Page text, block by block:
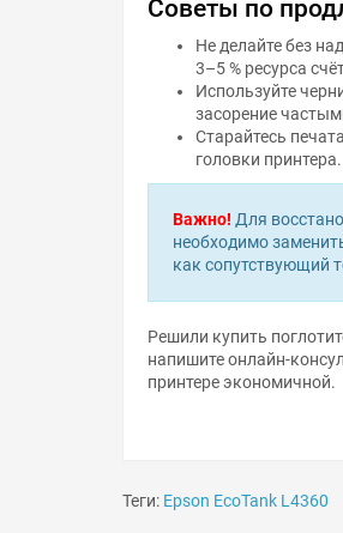
Не делайте без
3–5 % ресурса
Используйте
засорение
Старайтесь
головки принтера.
необходимо
как сопутствующий
напишите онлайн-
принтере экономичной.